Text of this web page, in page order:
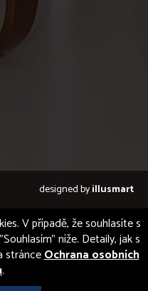
designed byillusmart
V případě, že souhlasíte s
níže. Detaily, jak s
stránceOchrana osobních
.